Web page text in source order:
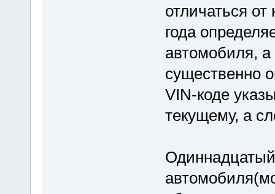
отличаться
года
автомобиля,
существенно
VIN-коде
текущему, а